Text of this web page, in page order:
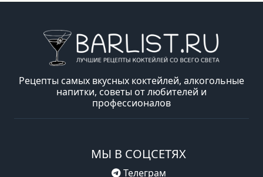
Рецепты самых вкусных коктейлей, алкогольные
напитки, советы от любителей и
профессионалов
МЫ В СОЦСЕТЯХ
Телеграм